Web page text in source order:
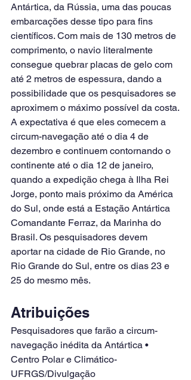
Antártica, da Rússia, uma das poucas
embarcações desse tipo para fins
científicos. Com mais de 130 metros de
comprimento, o navio literalmente
consegue quebrar placas de gelo com
até 2 metros de espessura, dando a
possibilidade que os pesquisadores se
aproximem o máximo possível da costa.
A expectativa é que eles comecem a
circum-navegação até o dia 4 de
dezembro e continuem contornando o
continente até o dia 12 de janeiro,
quando a expedição chega à Ilha Rei
Jorge, ponto mais próximo da América
do Sul, onde está a Estação Antártica
Comandante Ferraz, da Marinha do
Brasil. Os pesquisadores devem
aportar na cidade de Rio Grande, no
Rio Grande do Sul, entre os dias 23 e
25 do mesmo mês.
Atribuições
Pesquisadores que farão a circum-
navegação inédita da Antártica •
Centro Polar e Climático-
UFRGS/Divulgação